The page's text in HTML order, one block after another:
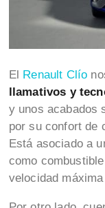
El Renault Clío
llamativos y
y unos acabados
por su confort de
Está asociado a
como
velocidad